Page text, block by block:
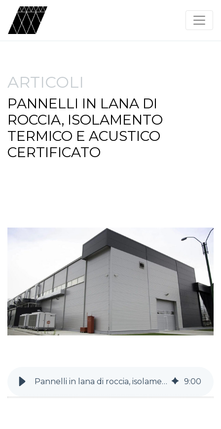
ARTICOLI
PANNELLI IN LANA DI
ROCCIA, ISOLAMENTO
TERMICO E ACUSTICO
CERTIFICATO
Pannelli in lana di roccia, isolamento termico e acustico certificato 9:00